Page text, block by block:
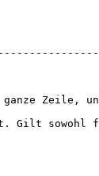
ganze Zeile,
sowohl